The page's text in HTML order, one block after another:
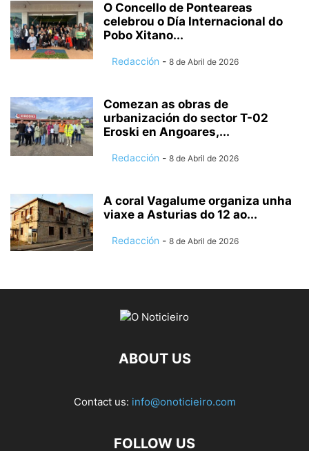
O Concello de Ponteareas
celebrou o Día Internacional do
Pobo Xitano...
Redacción - 8 de Abril de 2026
Comezan as obras de
urbanización do sector T-02
Eroski en Angoares,...
Redacción - 8 de Abril de 2026
A coral Vagalume organiza unha
viaxe a Asturias do 12 ao...
Redacción - 8 de Abril de 2026
ABOUT US
Contact us: info@onoticieiro.com
FOLLOW US